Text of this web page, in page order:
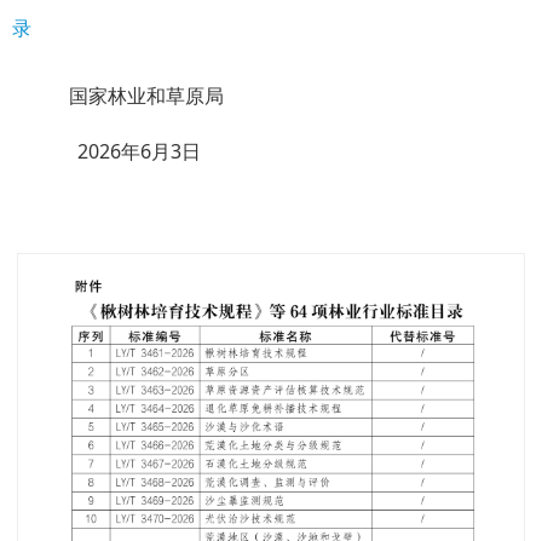
录
国家林业和草原局
2026年6月3日